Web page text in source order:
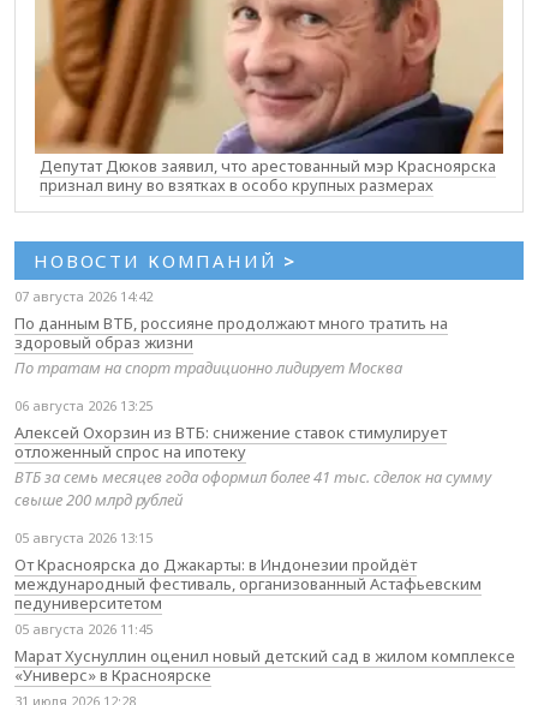
Депутат Дюков заявил, что арестованный мэр Красноярска
признал вину во взятках в особо крупных размерах
НОВОСТИ КОМПАНИЙ >
07 августа 2026 14:42
По данным ВТБ, россияне продолжают много тратить на
здоровый образ жизни
По тратам на спорт традиционно лидирует Москва
06 августа 2026 13:25
Алексей Охорзин из ВТБ: снижение ставок стимулирует
отложенный спрос на ипотеку
ВТБ за семь месяцев года оформил более 41 тыс. сделок на сумму
свыше 200 млрд рублей
05 августа 2026 13:15
От Красноярска до Джакарты: в Индонезии пройдёт
международный фестиваль, организованный Астафьевским
педуниверситетом
05 августа 2026 11:45
Марат Хуснуллин оценил новый детский сад в жилом комплексе
«Универс» в Красноярске
31 июля 2026 12:28